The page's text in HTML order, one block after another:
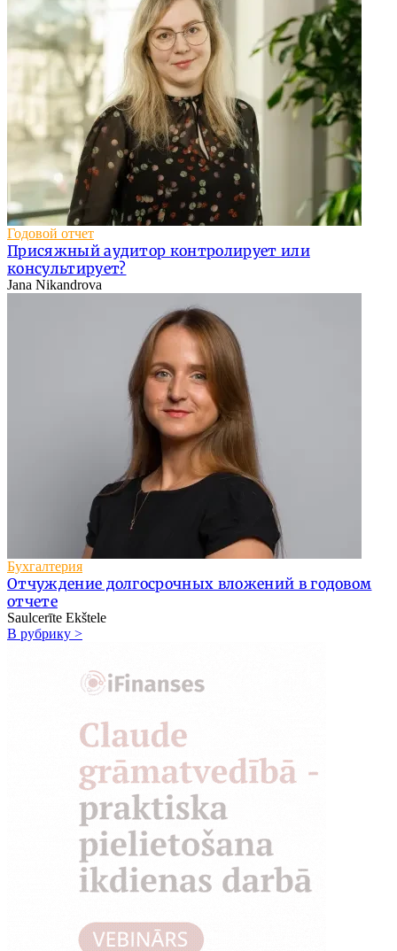
Годовой отчет
Присяжный аудитор контролирует или
консультирует?
Jana Nikandrova
Бухгалтерия
Отчуждение долгосрочных вложений в годовом
отчете
Saulcerīte Ekštele
В рубрику >